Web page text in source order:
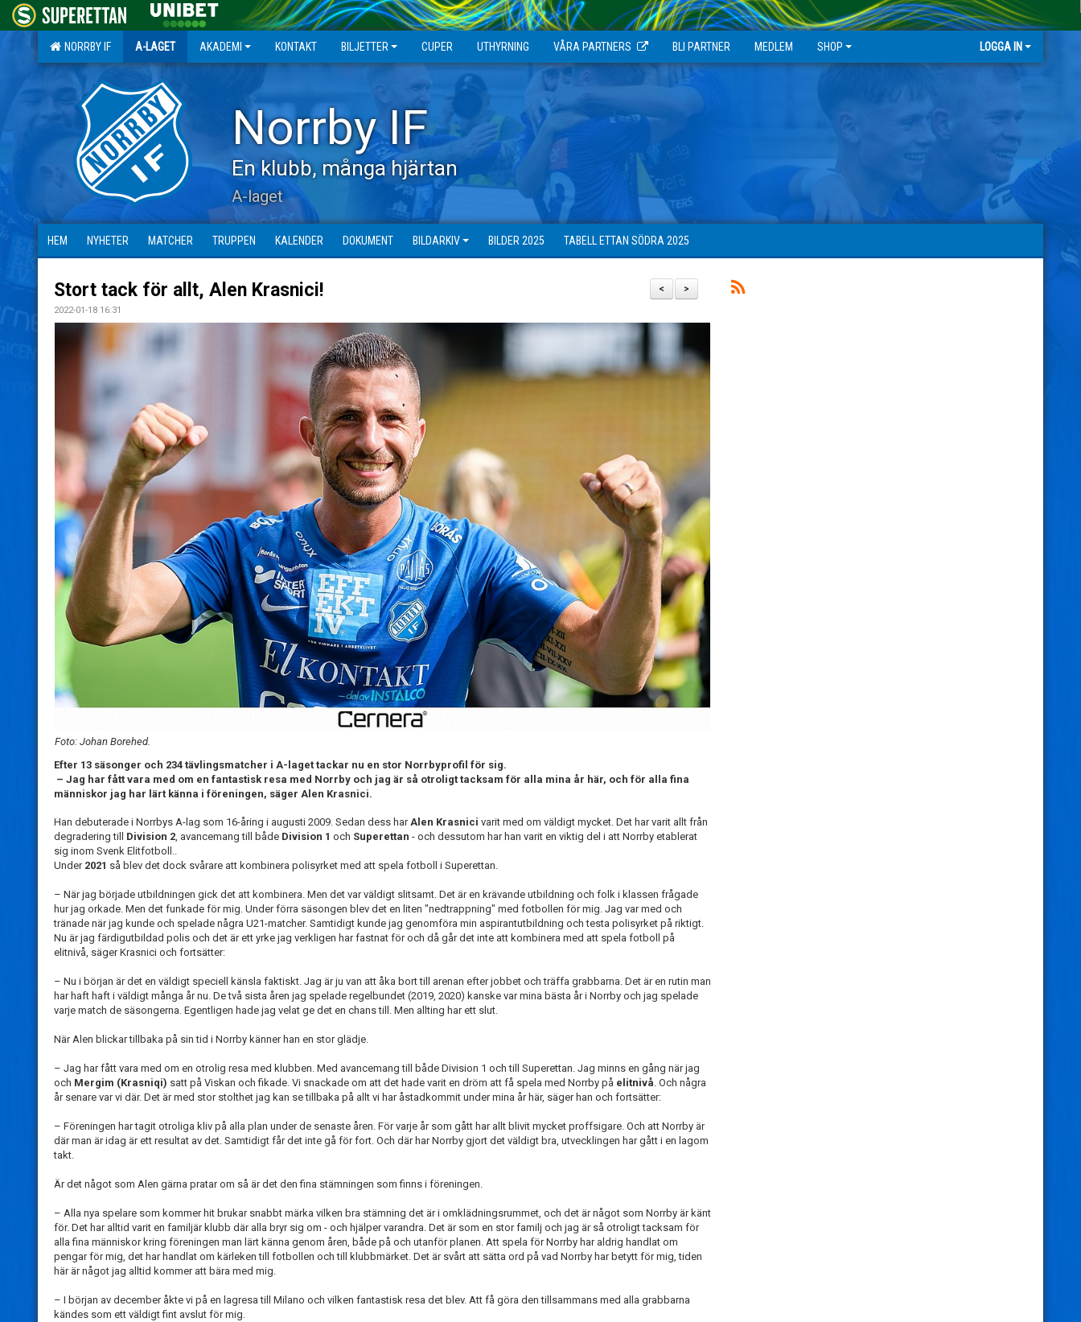
NORRBY IF A-LAGET AKADEMI KONTAKT BILJETTER CUPER UTHYRNING VÅRA PARTNERS BLI PARTNER MEDLEM SHOP LOGGA IN
Norrby IF
En klubb, många hjärtan
A-laget
HEM NYHETER MATCHER TRUPPEN KALENDER DOKUMENT BILDARKIV BILDER 2025 TABELL ETTAN SÖDRA 2025
>
<
Stort tack för allt, Alen Krasnici!
2022-01-18 16:31
Foto: Johan Borehed.
Efter 13 säsonger och 234 tävlingsmatcher i A-laget tackar nu en stor Norrbyprofil för sig.
– Jag har fått vara med om en fantastisk resa med Norrby och jag är så otroligt tacksam för alla mina år här, och för alla fina
människor jag har lärt känna i föreningen, säger Alen Krasnici.
Han debuterade i Norrbys A-lag som 16-åring i augusti 2009. Sedan dess harAlen Krasnici varit med om väldigt mycket. Det har varit allt från
degradering till Division 2, avancemang till både Division 1 och Superettan - och dessutom har han varit en viktig del i att Norrby etablerat
sig inom Svenk Elitfotboll..
Under 2021 så blev det dock svårare att kombinera polisyrket med att spela fotboll i Superettan.
– När jag började utbildningen gick det att kombinera. Men det var väldigt slitsamt. Det är en krävande utbildning och folk i klassen frågade
hur jag orkade. Men det funkade för mig. Under förra säsongen blev det en liten "nedtrappning" med fotbollen för mig. Jag var med och
tränade när jag kunde och spelade några U21-matcher. Samtidigt kunde jag genomföra min aspirantutbildning och testa polisyrket på riktigt.
Nu är jag färdigutbildad polis och det är ett yrke jag verkligen har fastnat för och då går det inte att kombinera med att spela fotboll på
elitnivå, säger Krasnici och fortsätter:
– Nu i början är det en väldigt speciell känsla faktiskt. Jag är ju van att åka bort till arenan efter jobbet och träffa grabbarna. Det är en rutin man
har haft haft i väldigt många år nu. De två sista åren jag spelade regelbundet (2019, 2020) kanske var mina bästa år i Norrby och jag spelade
varje match de säsongerna. Egentligen hade jag velat ge det en chans till. Men allting har ett slut.
När Alen blickar tillbaka på sin tid i Norrby känner han en stor glädje.
– Jag har fått vara med om en otrolig resa med klubben. Med avancemang till både Division 1 och till Superettan. Jag minns en gång när jag
och Mergim (Krasniqi) satt på Viskan och fikade. Vi snackade om att det hade varit en dröm att få spela med Norrby på elitnivå. Och några
år senare var vi där. Det är med stor stolthet jag kan se tillbaka på allt vi har åstadkommit under mina år här, säger han och fortsätter:
– Föreningen har tagit otroliga kliv på alla plan under de senaste åren. För varje år som gått har allt blivit mycket proffsigare. Och att Norrby är
där man är idag är ett resultat av det. Samtidigt får det inte gå för fort. Och där har Norrby gjort det väldigt bra, utvecklingen har gått i en lagom
takt.
Är det något som Alen gärna pratar om så är det den fina stämningen som finns i föreningen.
– Alla nya spelare som kommer hit brukar snabbt märka vilken bra stämning det är i omklädningsrummet, och det är något som Norrby är känt
för. Det har alltid varit en familjär klubb där alla bryr sig om - och hjälper varandra. Det är som en stor familj och jag är så otroligt tacksam för
alla fina människor kring föreningen man lärt känna genom åren, både på och utanför planen. Att spela för Norrby har aldrig handlat om
pengar för mig, det har handlat om kärleken till fotbollen och till klubbmärket. Det är svårt att sätta ord på vad Norrby har betytt för mig, tiden
här är något jag alltid kommer att bära med mig.
– I början av december åkte vi på en lagresa till Milano och vilken fantastisk resa det blev. Att få göra den tillsammans med alla grabbarna
kändes som ett väldigt fint avslut för mig.